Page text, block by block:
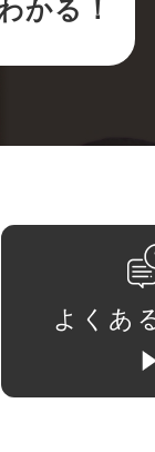
かる！
よくあ